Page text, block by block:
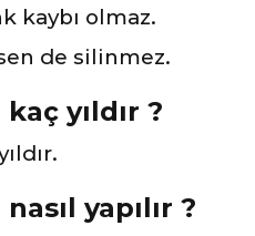
kaybı olmaz.
de silinmez.
yıldır ?
yapılır ?